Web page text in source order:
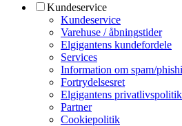
Kundeservice
Kundeservice
Varehuse / åbningstider
Elgigantens kundefordele
Services
Information om spam/
Fortrydelsesret
Elgigantens privatlivspolitik
Partner
Cookiepolitik